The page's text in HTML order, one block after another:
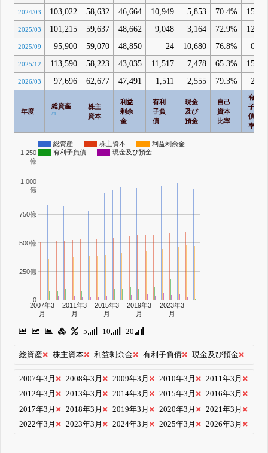
2024/03 103,022 58,632 46,664 10,949 5,853 70.4% 15.1%
2025/03 101,215 59,637 48,662 9,048 3,164 72.9% 12.3%
2025/09 95,900 59,070 48,850 24 10,680 76.8% 0.0%
2025/12 113,590 58,223 43,035 11,517 7,478 65.3% 15.5%
2026/03 97,696 62,677 47,491 1,511 2,555 79.3% 2.0%
年度
総資産
#1
株主
資本
利益
剰余
金
有利
子負
債
現金
及び
預金
自己
資本
比率
有利
子負
債比
率
総資産 株主資本
利益剰余金
有利子負債
現金及び預金
2007年3
月
2011年3
月
2015年3
月
2019年3
月
2023年3
月
0
250億
500億
750億
1,000
億
1,250
億
5 10 20
総資産 株主資本 利益剰余金 有利子負債 現金及び預金
2007年3月 2008年3月 2009年3月 2010年3月
2011年3月
2012年3月
2013年3月 2014年3月 2015年3月
2016年3月
2017年3月
2018年3月 2019年3月 2020年3月
2021年3月
2022年3月
2023年3月 2024年3月 2025年3月 2026年3月